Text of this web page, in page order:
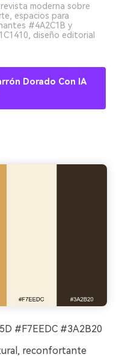
moderna sobre
espacios para
#4A2C1B y
diseño editorial
Dorado Con IA
#F7EEDC #3A2B20
reconfortante